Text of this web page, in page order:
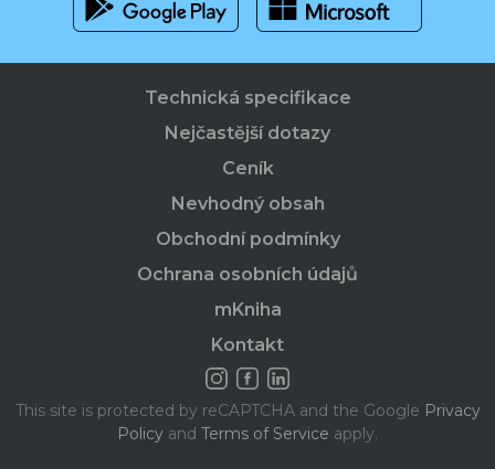
Technická specifikace
Nejčastější dotazy
Ceník
Nevhodný obsah
Obchodní podmínky
Ochrana osobních údajů
mKniha
Kontakt
This site is protected by reCAPTCHA and the Google Privacy
Policy and Terms of Service apply.